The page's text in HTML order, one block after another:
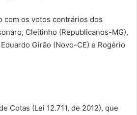
com os votos contrários dos
Cleitinho (Republicanos-MG),
Girão (Novo-CE) e Rogério
Cotas (Lei 12.711, de 2012), que